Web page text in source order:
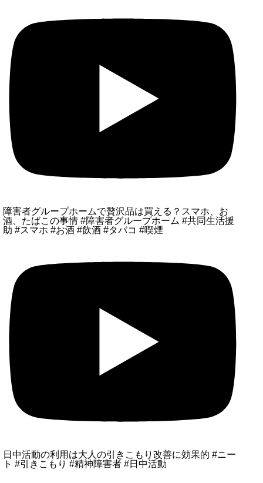
障害者グループホームで贅沢品は買える？スマホ、お
酒、たばこの事情 #障害者グループホーム #共同生活援
助 #スマホ #お酒 #飲酒 #タバコ #喫煙
日中活動の利用は大人の引きこもり改善に効果的 #ニー
ト #引きこもり #精神障害者 #日中活動